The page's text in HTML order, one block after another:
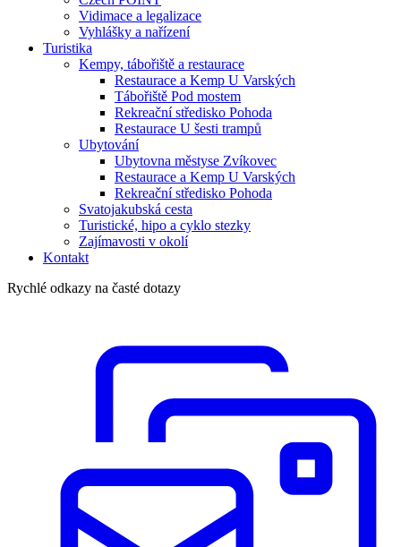
Vidimace a legalizace
Vyhlášky a nařízení
Turistika
Kempy, tábořiště a restaurace
Restaurace a Kemp U Varských
Tábořiště Pod mostem
Rekreační středisko Pohoda
Restaurace U šesti trampů
Ubytování
Ubytovna městyse Zvíkovec
Restaurace a Kemp U Varských
Rekreační středisko Pohoda
Svatojakubská cesta
Turistické, hipo a cyklo stezky
Zajímavosti v okolí
Kontakt
Rychlé odkazy na časté dotazy